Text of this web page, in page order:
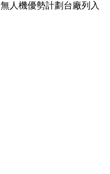
無人機優勢計劃台廠列入